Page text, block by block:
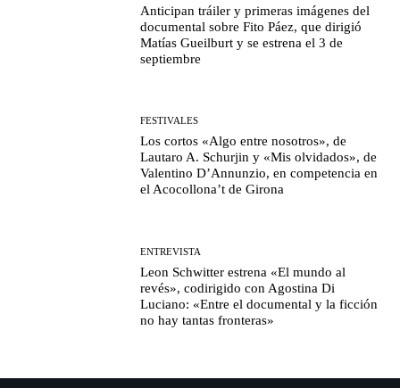
Anticipan tráiler y primeras imágenes del
documental sobre Fito Páez, que dirigió
Matías Gueilburt y se estrena el 3 de
septiembre
FESTIVALES
Los cortos «Algo entre nosotros», de
Lautaro A. Schurjin y «Mis olvidados», de
Valentino D’Annunzio, en competencia en
el Acocollona’t de Girona
ENTREVISTA
Leon Schwitter estrena «El mundo al
revés», codirigido con Agostina Di
Luciano: «Entre el documental y la ficción
no hay tantas fronteras»